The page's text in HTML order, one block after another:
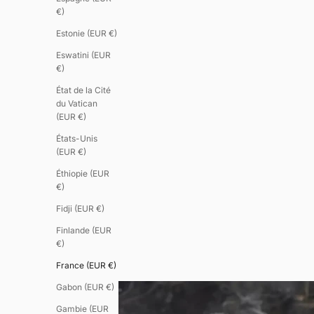
€)
Estonie (EUR €)
Eswatini (EUR
€)
État de la Cité
du Vatican
(EUR €)
États-Unis
(EUR €)
Éthiopie (EUR
€)
Fidji (EUR €)
Finlande (EUR
€)
France (EUR €)
Gabon (EUR €)
Gambie (EUR